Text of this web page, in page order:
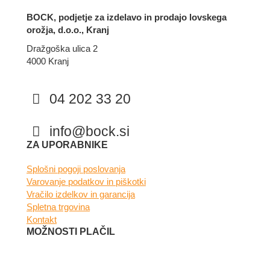
BOCK, podjetje za izdelavo in prodajo lovskega
orožja, d.o.o., Kranj
Dražgoška ulica 2
4000 Kranj
04 202 33 20
info@bock.si
Facebook
Instagram
ZA UPORABNIKE
Splošni pogoji poslovanja
Varovanje podatkov in piškotki
Vračilo izdelkov in garancija
Spletna trgovina
Kontakt
MOŽNOSTI PLAČIL